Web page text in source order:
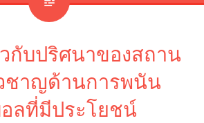
กับปริศนาของสถาน
ชาญด้านการพนัน
ลที่มีประโยชน์